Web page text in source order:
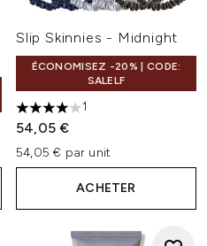
Slip Skinnies - Midnight
ÉCONOMISEZ -20% | CODE:
SALELF
4 étoiles sur un maximum de
1
54,05 €
54,05 € par unit
ACHETER